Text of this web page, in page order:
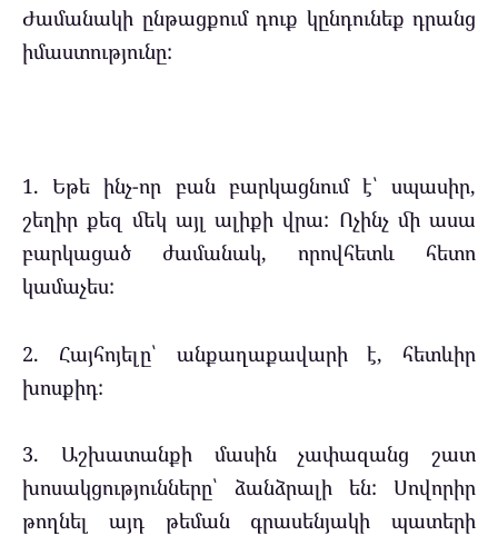
Ժամանակի ընթացքում դուք կընդունեք դրանց
իմաստությունը:
1. Եթե ինչ-որ բան բարկացնում է՝ սպասիր,
շեղիր քեզ մեկ այլ ալիքի վրա: Ոչինչ մի ասա
բարկացած ժամանակ, որովհետև հետո
կամաչես:
2. Հայհոյելը՝ անքաղաքավարի է, հետևիր
խոսքիդ:
3. Աշխատանքի մասին չափազանց շատ
խոսակցությունները՝ ձանձրալի են: Սովորիր
թողնել այդ թեման գրասենյակի պատերի